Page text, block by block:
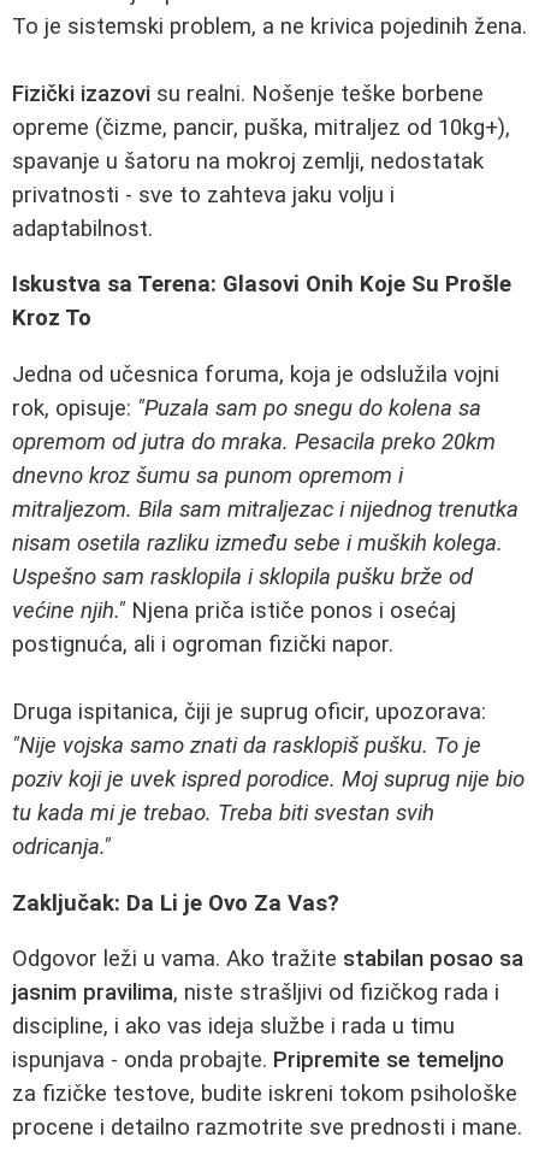
To je sistemski problem, a ne krivica pojedinih žena.
Fizički izazovi su realni. Nošenje teške borbenе
opreme (čizme, pancir, puška, mitraljez od 10kg+),
spavanje u šatoru na mokroj zemlji, nedostatak
privatnosti - sve to zahteva jaku volju i
adaptabilnost.
Iskustva sa Terena: Glasovi Onih Koje Su Prošle
Kroz To
Jedna od učesnica foruma, koja je odslužila vojni
rok, opisuje: "Puzala sam po snegu do kolena sa
opremom od jutra do mraka. Pesacila preko 20km
dnevno kroz šumu sa punom opremom i
mitraljezom. Bila sam mitraljezac i nijednog trenutka
nisam osetila razliku između sebe i muških kolega.
Uspešno sam rasklopila i sklopila pušku brže od
većine njih." Njena priča ističe ponos i osećaj
postignuća, ali i ogroman fizički napor.
Druga ispitanica, čiji je suprug oficir, upozorava:
"Nije vojska samo znati da rasklopiš pušku. To je
poziv koji je uvek ispred porodice. Moj suprug nije bio
tu kada mi je trebao. Treba biti svestan svih
odricanja."
Zaključak: Da Li je Ovo Za Vas?
Odgovor leži u vama. Ako tražite stabilan posao sa
jasnim pravilima, niste strašljivi od fizičkog rada i
discipline, i ako vas ideja službe i rada u timu
ispunjava - onda probajte. Pripremite se temeljno
za fizičke testove, budite iskreni tokom psihološke
procene i detailno razmotrite sve prednosti i mane.